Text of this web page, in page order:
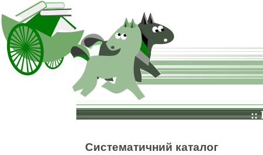
::
Систематичний каталог